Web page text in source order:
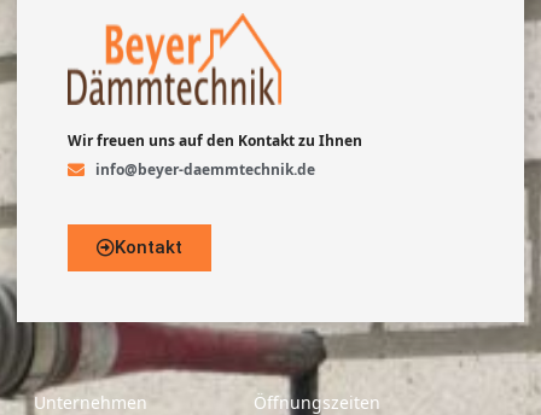
Wir freuen uns auf den Kontakt zu Ihnen
info@beyer-daemmtechnik.de
Kontakt
Unternehmen Öffnungszeiten